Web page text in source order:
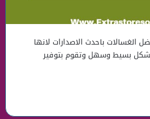
الغسالات باحدث الاصدارات لانها
بسيط وسهل وتقوم بتوفير